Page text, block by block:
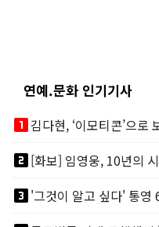
연예.문화 인기기사
looks_one김다현, ‘이모티콘’으
looks_two[화보] 임영웅, 10년의
looks_3